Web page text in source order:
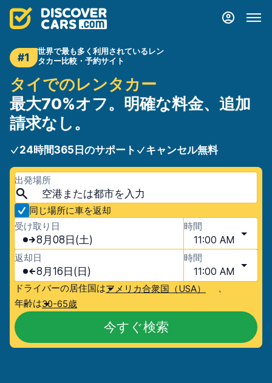
#1
世界で最も多く利用されているレン
タカー比較・予約サイト
タイでのレンタカー
最大70%オフ。明確な料金、追加
請求なし。
24時間365日のサポート キャンセル無料
出発場所
同じ場所に車を返却
受け取り日
8月08日(土)
時間
11:00 AM
返却日
8月16日(日)
時間
11:00 AM
ドライバーの居住国はアメリカ合衆国（USA）
、
年齢は30-65歳
今すぐ検索